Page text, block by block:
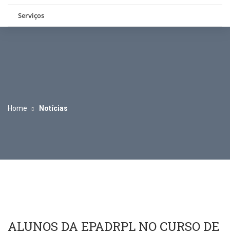
Serviços
Home Notícias
ALUNOS DA EPADRPL NO CURSO DE